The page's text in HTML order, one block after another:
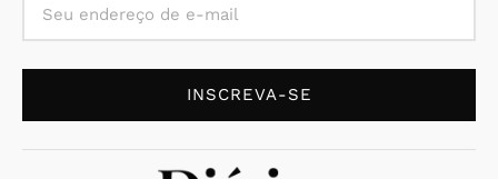
INSCREVA-SE